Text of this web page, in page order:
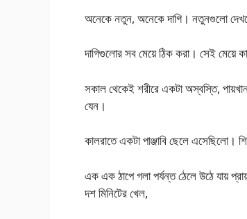
অনেকে নতুন, অনেকে দাগি। নতুনগুলো
দাগিগুলোর সব মেয়ে ঠিক করা। সেই মেয়ে
সকাল থেকেই শরীরে একটা অস্বস্তি,
যেন।
কালরাতে একটা পাঞ্জাবি ছেলে
এক এক ঠাপে গলা পর্যন্ত ঠেলে উঠে যায়
দশ মিনিটের খেল,